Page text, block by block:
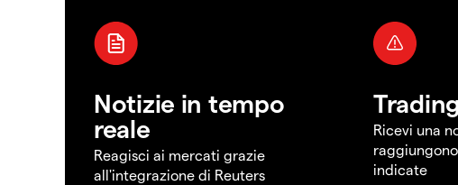
Notizie in tempo
reale
Reagisci ai mercati grazie
all'integrazione di Reuters
Ricevi una
indicate